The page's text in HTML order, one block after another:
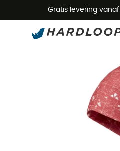
Gratis levering vanaf